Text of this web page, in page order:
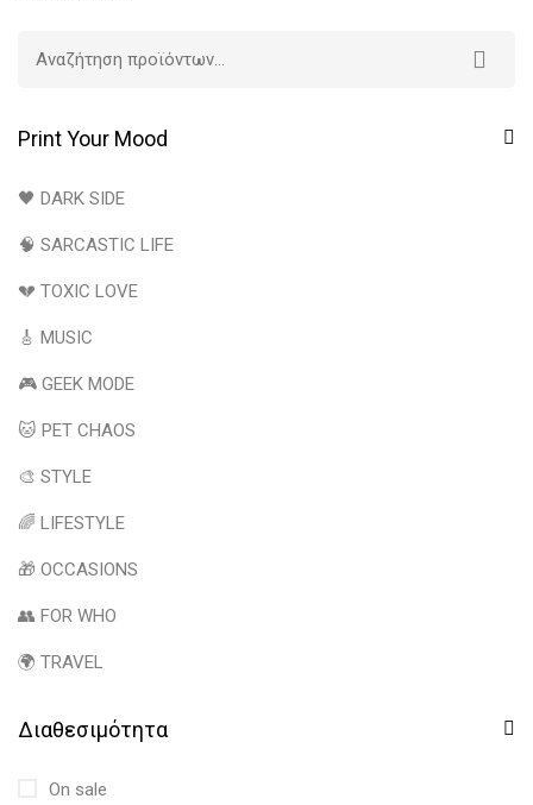
Print Your Mood
🖤 DARK SIDE
🧠 SARCASTIC LIFE
💔 TOXIC LOVE
🎸 MUSIC
🎮 GEEK MODE
🐱 PET CHAOS
🎨 STYLE
🌈 LIFESTYLE
🎁 OCCASIONS
👥 FOR WHO
🌍 TRAVEL
Διαθεσιμότητα
On sale